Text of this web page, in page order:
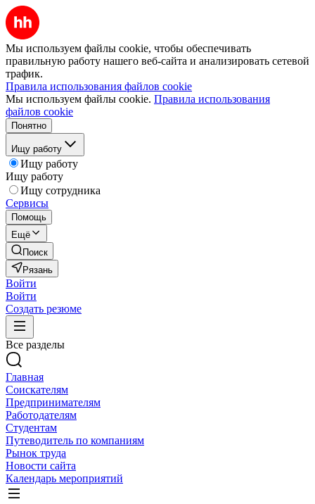
Мы используем файлы cookie, чтобы обеспечивать
правильную работу нашего веб-сайта и анализировать сетевой
трафик.
Правила использования файлов cookie
Мы используем файлы cookie. Правила использования
файлов cookie
Понятно
Ищу работу
Ищу работу
Ищу работу
Ищу сотрудника
Сервисы
Помощь
Ещё
Поиск
Рязань
Войти
Войти
Создать резюме
Все разделы
Главная
Соискателям
Предпринимателям
Работодателям
Студентам
Путеводитель по компаниям
Рынок труда
Новости сайта
Календарь мероприятий